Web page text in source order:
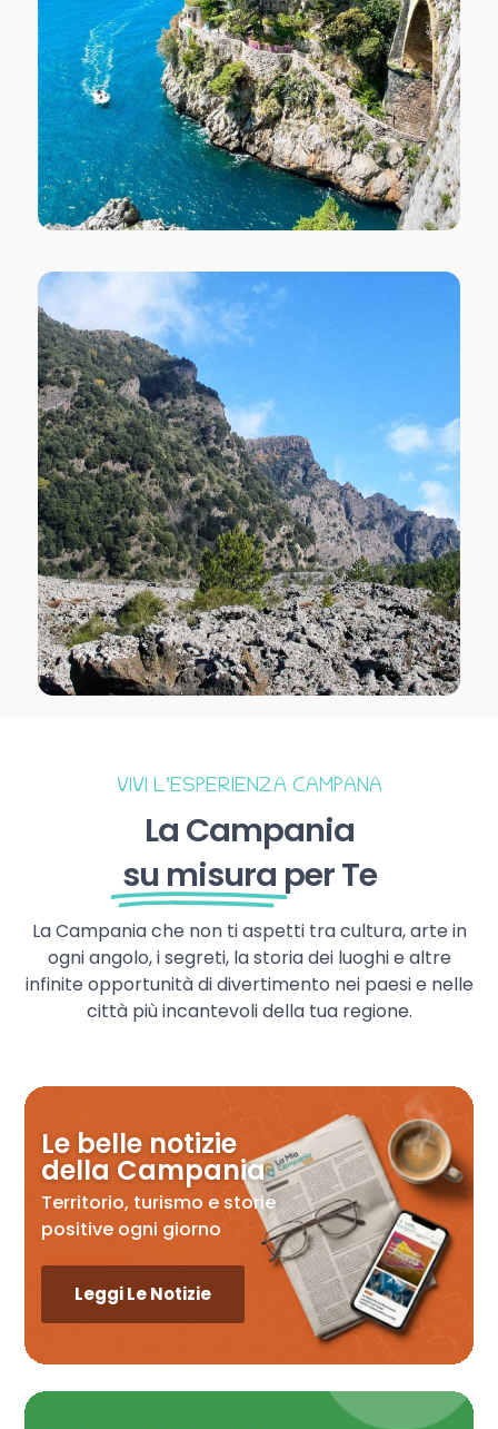
VIVI L’ESPERIENZA CAMPANA
La Campania
su misura per Te
La Campania che non ti aspetti tra cultura, arte in
ogni angolo, i segreti, la storia dei luoghi e altre
infinite opportunità di divertimento nei paesi e nelle
città più incantevoli della tua regione.
Le belle notizie
della Campania
Territorio, turismo e storie
positive ogni giorno
Leggi Le Notizie